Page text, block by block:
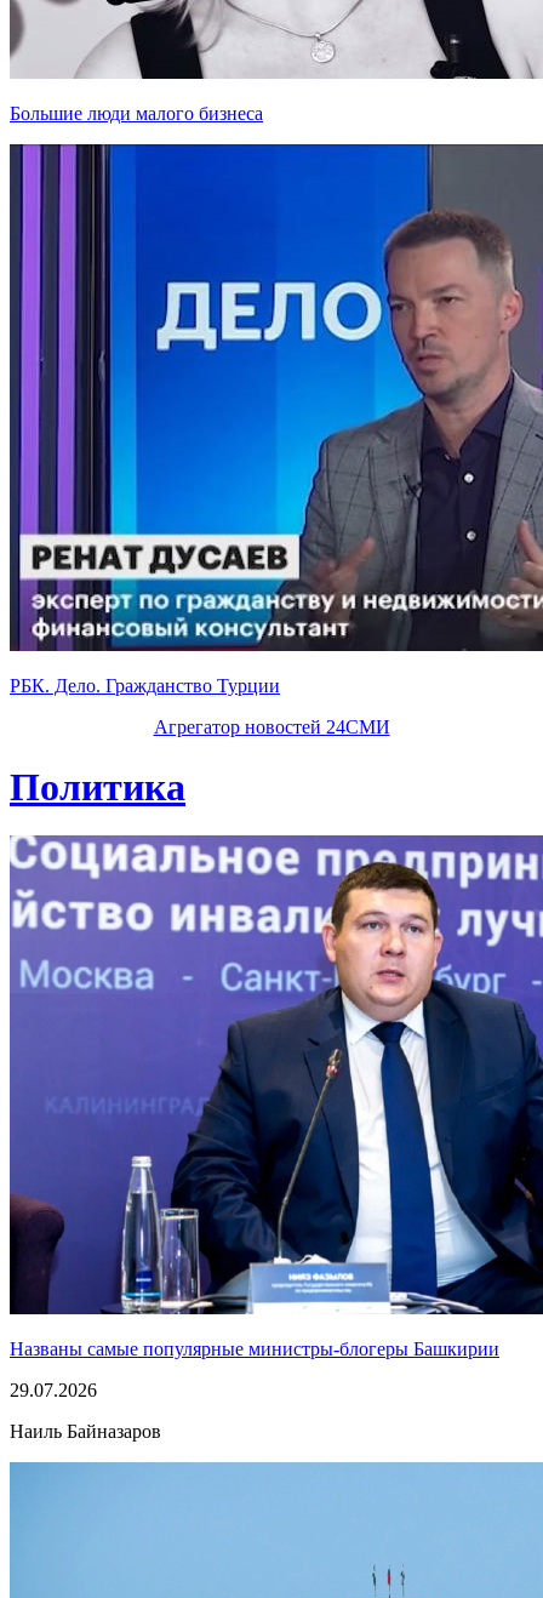
Большие люди малого бизнеса
РБК. Дело. Гражданство Турции
Агрегатор новостей 24СМИ
Политика
Названы самые популярные министры-блогеры Башкирии
29.07.2026
Наиль Байназаров